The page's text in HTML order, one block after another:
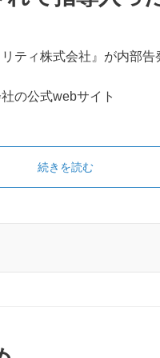
ティ株式会社』が内部
の公式webサイト
続きを読む